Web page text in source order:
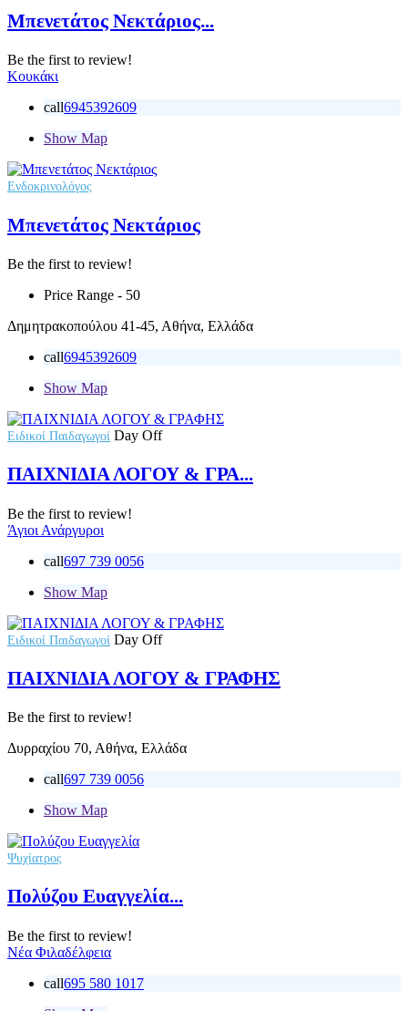
Μπενετάτος Νεκτάριος...
Be the first to review!
Κουκάκι
call6945392609
Show Map
Ενδοκρινολόγος
Μπενετάτος Νεκτάριος
Be the first to review!
Price Range - 50
Δημητρακοπούλου 41-45, Αθήνα, Ελλάδα
call6945392609
Show Map
Ειδικοί Παιδαγωγοί Day Off
ΠΑΙΧΝΙΔΙΑ ΛΟΓΟΥ & ΓΡΑ...
Be the first to review!
Άγιοι Ανάργυροι
call697 739 0056
Show Map
Ειδικοί Παιδαγωγοί Day Off
ΠΑΙΧΝΙΔΙΑ ΛΟΓΟΥ & ΓΡΑΦΗΣ
Be the first to review!
Δυρραχίου 70, Αθήνα, Ελλάδα
call697 739 0056
Show Map
Ψυχίατρος
Πολύζου Ευαγγελία...
Be the first to review!
Νέα Φιλαδέλφεια
call695 580 1017